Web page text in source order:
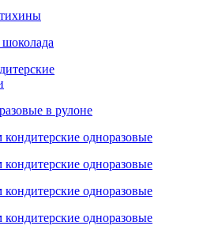
в рулоне
одноразовые
одноразовые
одноразовые
одноразовые